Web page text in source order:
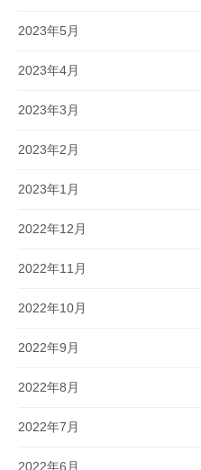
2023年5月
2023年4月
2023年3月
2023年2月
2023年1月
2022年12月
2022年11月
2022年10月
2022年9月
2022年8月
2022年7月
2022年6月